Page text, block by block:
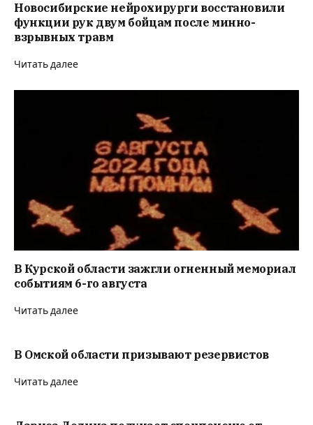
Новосибирские нейрохирурги восстановили
функции рук двум бойцам после минно-
взрывных травм
Читать далее
В Курской области зажгли огненный мемориал
событиям 6-го августа
Читать далее
В Омской области призывают резервистов
Читать далее